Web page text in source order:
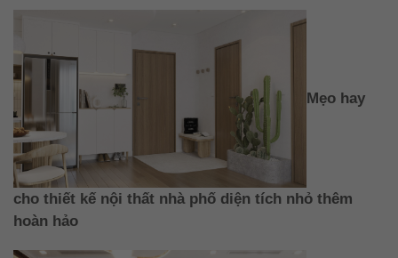
Mẹo hay
cho thiết kế nội thất nhà phố diện tích nhỏ thêm
hoàn hảo